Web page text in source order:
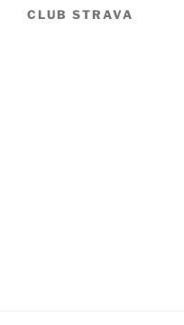
CLUB STRAVA